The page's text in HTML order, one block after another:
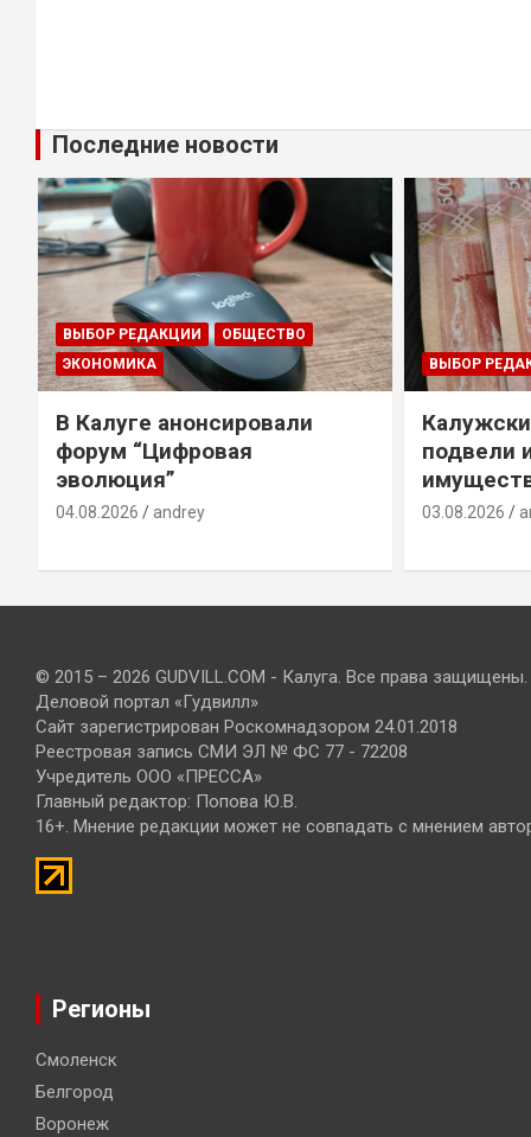
Последние новости
ВЫБОР РЕДАКЦИИ
ОБЩЕСТВО
ЭКОНОМИКА
В Калуге анонсировали
форум “Цифровая
эволюция”
04.08.2026 andrey
ВЫБОР
подвели
03.08.2026
© 2015 – 2026 GUDVILL.COM - Калуга. Все права защищены.
Деловой портал «Гудвилл»
Сайт зарегистрирован Роскомнадзором 24.01.2018
Реестровая запись СМИ ЭЛ № ФС 77 - 72208
Учредитель ООО «ПРЕССА»
Главный редактор: Попова Ю.В.
16+. Мнение редакции может не совпадать с мнением
Регионы
Смоленск
Белгород
Воронеж